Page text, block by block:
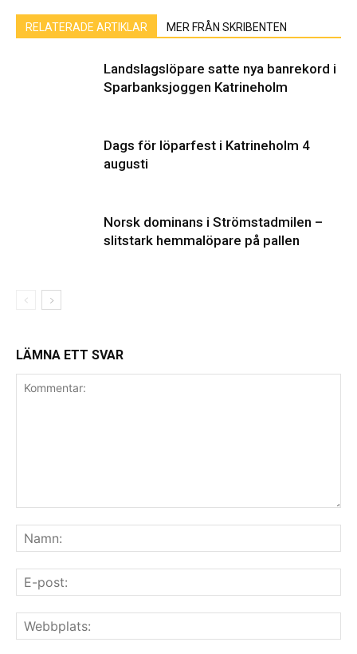
RELATERADE ARTIKLAR MER FRÅN SKRIBENTEN
Landslagslöpare satte nya banrekord i
Sparbanksjoggen Katrineholm
Dags för löparfest i Katrineholm 4
augusti
Norsk dominans i Strömstadmilen –
slitstark hemmalöpare på pallen
LÄMNA ETT SVAR